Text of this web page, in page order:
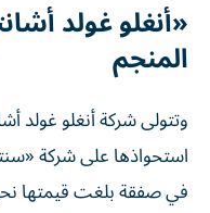
«أنغلو غولد
المنجم
وتتولى شركة أنغلو غولد
استحواذها على شركة
في صفقة بلغت قيمتها نحو 2.5 مليار